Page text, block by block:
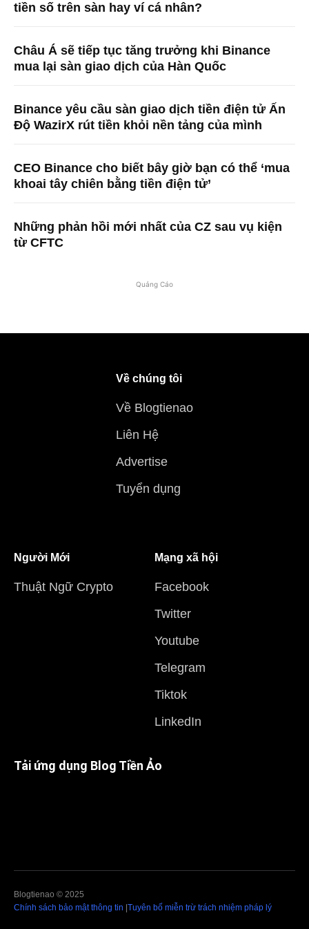
tiền số trên sàn hay ví cá nhân?
Châu Á sẽ tiếp tục tăng trưởng khi Binance
mua lại sàn giao dịch của Hàn Quốc
Binance yêu cầu sàn giao dịch tiền điện tử Ấn
Độ WazirX rút tiền khỏi nền tảng của mình
CEO Binance cho biết bây giờ bạn có thể ‘mua
khoai tây chiên bằng tiền điện tử’
Những phản hồi mới nhất của CZ sau vụ kiện
từ CFTC
Quảng Cáo
Về chúng tôi
Về Blogtienao
Liên Hệ
Advertise
Tuyển dụng
Người Mới
Thuật Ngữ Crypto
Mạng xã hội
Facebook
Twitter
Youtube
Telegram
Tiktok
LinkedIn
Tải ứng dụng Blog Tiền Ảo
Blogtienao © 2025
Chính sách bảo mật thông tin Tuyên bố miễn trừ trách nhiệm pháp lý